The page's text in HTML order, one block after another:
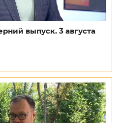
выпуск. 3 августа